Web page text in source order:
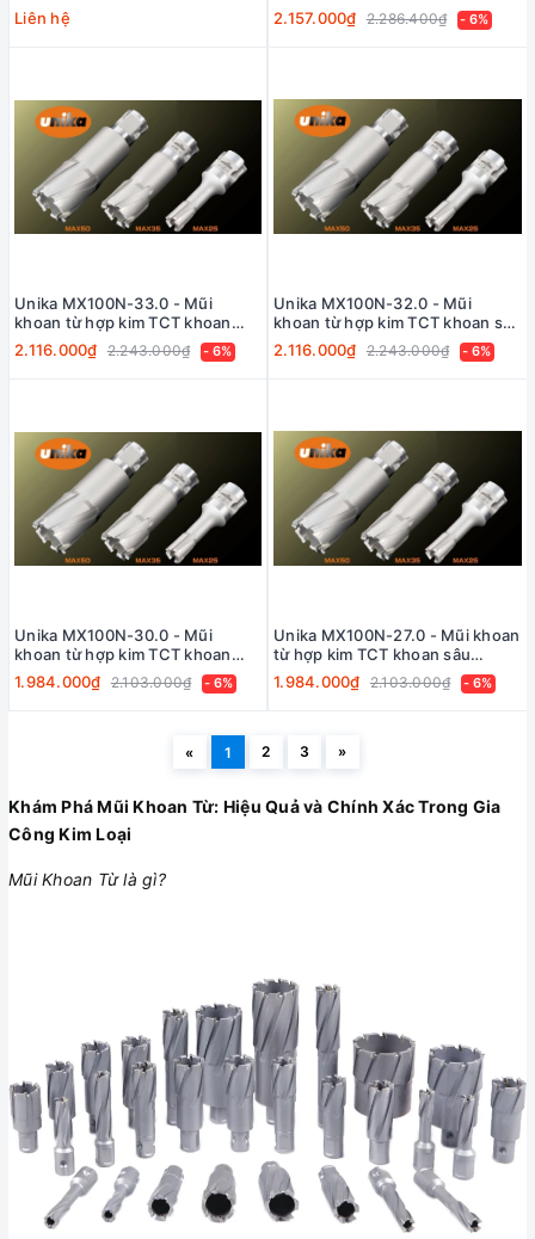
sâu 100mm
Liên hệ 100mm
2.157.000₫ 2.286.400₫ - 6%
Unika MX100N-33.0 - Mũi
khoan từ hợp kim TCT khoan
sâu 100mm
2.116.000₫ 2.243.000₫ - 6%
Unika MX100N-32.0 - Mũi
khoan từ hợp kim TCT khoan sâu
100mm
2.116.000₫ 2.243.000₫ - 6%
Unika MX100N-30.0 - Mũi
khoan từ hợp kim TCT khoan
sâu 100mm
1.984.000₫ 2.103.000₫ - 6%
Unika MX100N-27.0 - Mũi khoan
từ hợp kim TCT khoan sâu
100mm
1.984.000₫ 2.103.000₫ - 6%
« 1 2 3 »
Khám Phá Mũi Khoan Từ: Hiệu Quả và Chính Xác Trong Gia
Công Kim Loại
Mũi Khoan Từ là gì?